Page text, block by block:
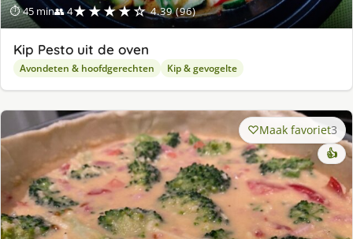
⏱ 45 min👥 4★★★★☆ 4.39 (96)
Kip Pesto uit de oven
Avondeten & hoofdgerechten Kip & gevogelte
Maak favoriet3
👍